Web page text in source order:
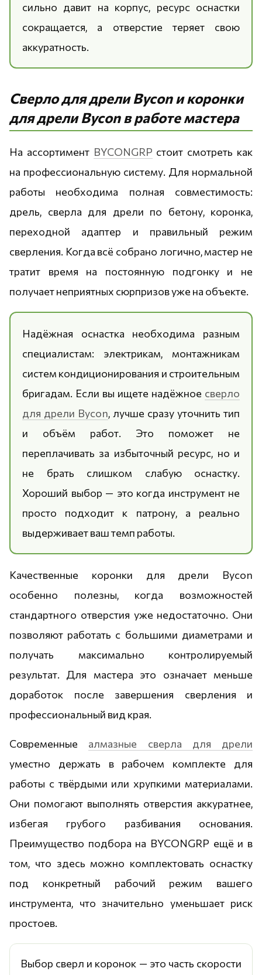
сильно давит на корпус, ресурс оснастки
сокращается, а отверстие теряет свою
аккуратность.
Сверло для дрели Bycon и коронки
для дрели Bycon в работе мастера
На ассортимент BYCONGRP стоит смотреть как
на профессиональную систему. Для нормальной
работы необходима полная совместимость:
дрель, сверла для дрели по бетону, коронка,
переходной адаптер и правильный режим
сверления. Когда всё собрано логично, мастер не
тратит время на постоянную подгонку и не
получает неприятных сюрпризов уже на объекте.
Надёжная оснастка необходима разным
специалистам: электрикам, монтажникам
систем кондиционирования и строительным
бригадам. Если вы ищете надёжное сверло
для дрели Bycon, лучше сразу уточнить тип
и объём работ. Это поможет не
переплачивать за избыточный ресурс, но и
не брать слишком слабую оснастку.
Хороший выбор — это когда инструмент не
просто подходит к патрону, а реально
выдерживает ваш темп работы.
Качественные коронки для дрели Bycon
особенно полезны, когда возможностей
стандартного отверстия уже недостаточно. Они
позволяют работать с большими диаметрами и
получать максимально контролируемый
результат. Для мастера это означает меньше
доработок после завершения сверления и
профессиональный вид края.
Современные алмазные сверла для дрели
уместно держать в рабочем комплекте для
работы с твёрдыми или хрупкими материалами.
Они помогают выполнять отверстия аккуратнее,
избегая грубого разбивания основания.
Преимущество подбора на BYCONGRP ещё и в
том, что здесь можно комплектовать оснастку
под конкретный рабочий режим вашего
инструмента, что значительно уменьшает риск
простоев.
Выбор сверл и коронок — это часть скорости